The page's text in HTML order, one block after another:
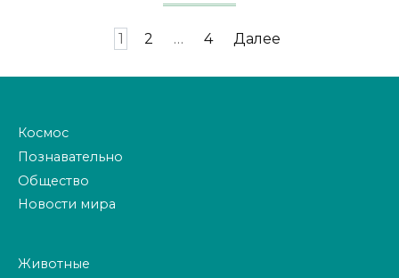
записям
1 2 … 4 Далее
Космос
Познавательно
Общество
Новости мира
Животные